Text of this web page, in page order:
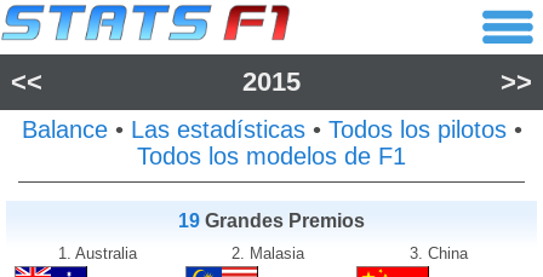
<< 2015 >>
Balance• Las estadísticas• Todos los pilotos•
Todos los modelos de F1
19 Grandes Premios
1. Australia
2. Malasia
3. China